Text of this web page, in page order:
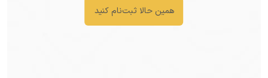
همین حالا ثبت‌نام کنید